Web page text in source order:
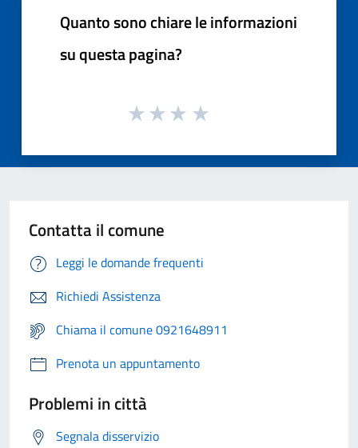
Quanto sono chiare le informazioni
su questa pagina?
Contatta il comune
Leggi le domande frequenti
Richiedi Assistenza
Chiama il comune 0921648911
Prenota un appuntamento
Problemi in città
Segnala disservizio